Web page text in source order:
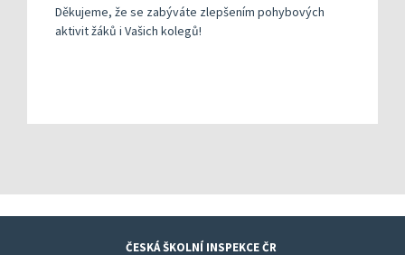
Děkujeme, že se zabýváte zlepšením pohybových
aktivit žáků i Vašich kolegů!
ČESKÁ ŠKOLNÍ INSPEKCE ČR